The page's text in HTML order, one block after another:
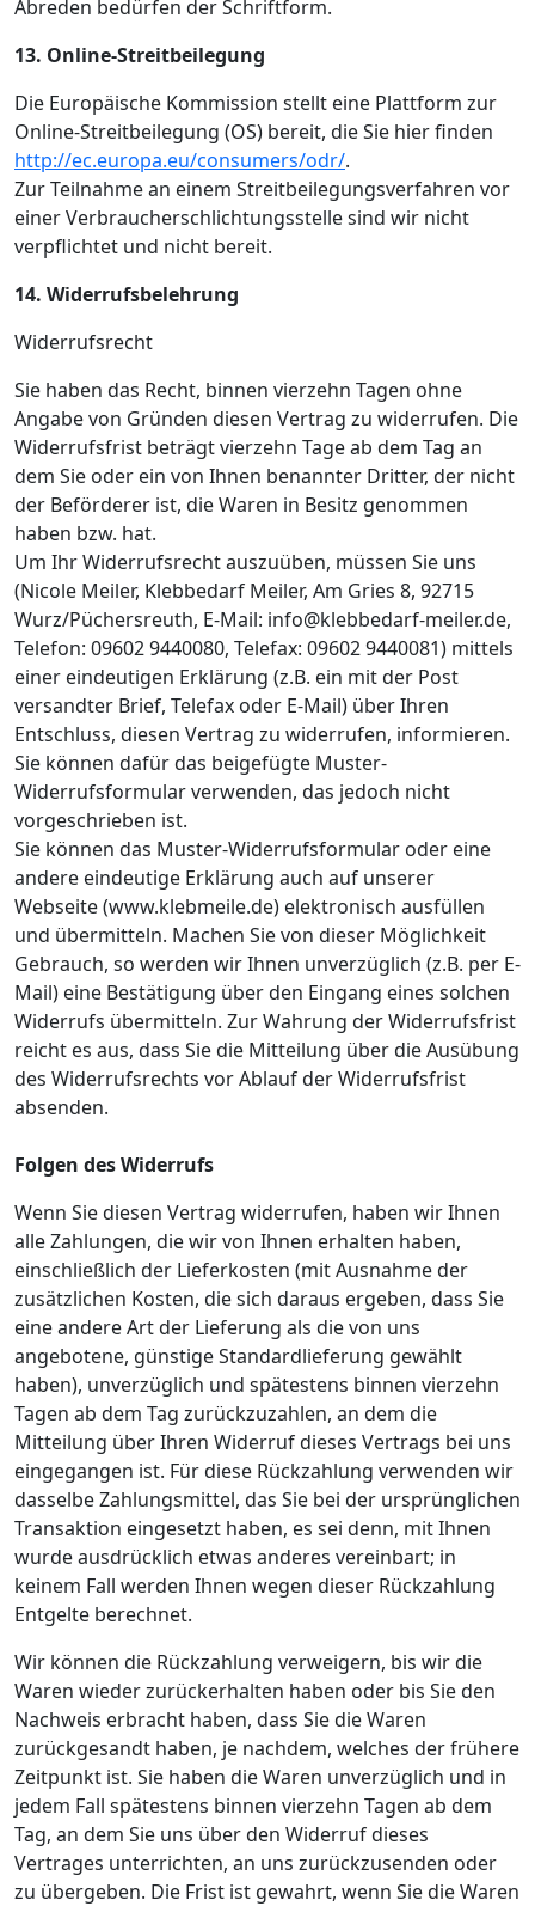
Abreden bedürfen der Schriftform.
13. Online-Streitbeilegung
Die Europäische Kommission stellt eine Plattform zur
Online-Streitbeilegung (OS) bereit, die Sie hier finden
http://ec.europa.eu/consumers/odr/.
Zur Teilnahme an einem Streitbeilegungsverfahren vor
einer Verbraucherschlichtungsstelle sind wir nicht
verpflichtet und nicht bereit.
14. Widerrufsbelehrung
Widerrufsrecht
Sie haben das Recht, binnen vierzehn Tagen ohne
Angabe von Gründen diesen Vertrag zu widerrufen. Die
Widerrufsfrist beträgt vierzehn Tage ab dem Tag an
dem Sie oder ein von Ihnen benannter Dritter, der nicht
der Beförderer ist, die Waren in Besitz genommen
haben bzw. hat.
Um Ihr Widerrufsrecht auszuüben, müssen Sie uns
(Nicole Meiler, Klebbedarf Meiler, Am Gries 8, 92715
Wurz/Püchersreuth, E-Mail: info@klebbedarf-meiler.de,
Telefon: 09602 9440080, Telefax: 09602 9440081) mittels
einer eindeutigen Erklärung (z.B. ein mit der Post
versandter Brief, Telefax oder E-Mail) über Ihren
Entschluss, diesen Vertrag zu widerrufen, informieren.
Sie können dafür das beigefügte Muster-
Widerrufsformular verwenden, das jedoch nicht
vorgeschrieben ist.
Sie können das Muster-Widerrufsformular oder eine
andere eindeutige Erklärung auch auf unserer
Webseite (www.klebmeile.de) elektronisch ausfüllen
und übermitteln. Machen Sie von dieser Möglichkeit
Gebrauch, so werden wir Ihnen unverzüglich (z.B. per E-
Mail) eine Bestätigung über den Eingang eines solchen
Widerrufs übermitteln. Zur Wahrung der Widerrufsfrist
reicht es aus, dass Sie die Mitteilung über die Ausübung
des Widerrufsrechts vor Ablauf der Widerrufsfrist
absenden.
Folgen des Widerrufs
Wenn Sie diesen Vertrag widerrufen, haben wir Ihnen
alle Zahlungen, die wir von Ihnen erhalten haben,
einschließlich der Lieferkosten (mit Ausnahme der
zusätzlichen Kosten, die sich daraus ergeben, dass Sie
eine andere Art der Lieferung als die von uns
angebotene, günstige Standardlieferung gewählt
haben), unverzüglich und spätestens binnen vierzehn
Tagen ab dem Tag zurückzuzahlen, an dem die
Mitteilung über Ihren Widerruf dieses Vertrags bei uns
eingegangen ist. Für diese Rückzahlung verwenden wir
dasselbe Zahlungsmittel, das Sie bei der ursprünglichen
Transaktion eingesetzt haben, es sei denn, mit Ihnen
wurde ausdrücklich etwas anderes vereinbart; in
keinem Fall werden Ihnen wegen dieser Rückzahlung
Entgelte berechnet.
Wir können die Rückzahlung verweigern, bis wir die
Waren wieder zurückerhalten haben oder bis Sie den
Nachweis erbracht haben, dass Sie die Waren
zurückgesandt haben, je nachdem, welches der frühere
Zeitpunkt ist. Sie haben die Waren unverzüglich und in
jedem Fall spätestens binnen vierzehn Tagen ab dem
Tag, an dem Sie uns über den Widerruf dieses
Vertrages unterrichten, an uns zurückzusenden oder
zu übergeben. Die Frist ist gewahrt, wenn Sie die Waren